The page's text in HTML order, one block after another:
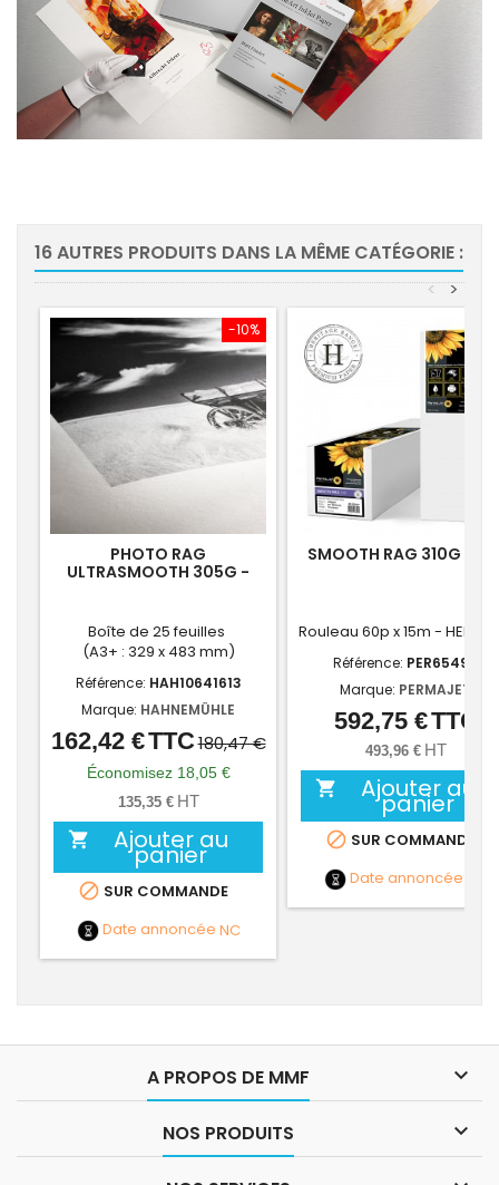
16 AUTRES PRODUITS DANS LA MÊME CATÉGORIE :
>
<
-10%
PHOTO RAG
ULTRASMOOTH 305G -
Boîte de 25 feuilles
(A3+ : 329 x 483 mm)
Référence: HAH10641613
Marque: HAHNEMÜHLE
Prix
Prix
de
base
162,42 €TTC180,47 €
Économisez 18,05 €
135,35 € HT
 Ajouter au
panier
 SUR COMMANDE
Date annoncée NC
SMOOTH RAG 310G -
Rouleau 60p x 15m -
Référence: PER65498
Marque: PERMAJET
Prix
592,75 €TTC
493,96 € HT
 Ajouter au
panier
 SUR COMMANDE
Date annoncée
A PROPOS DE MMF 
NOS PRODUITS 